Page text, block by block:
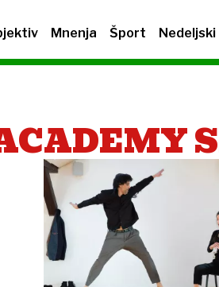
Mnenja Šport Nedeljski